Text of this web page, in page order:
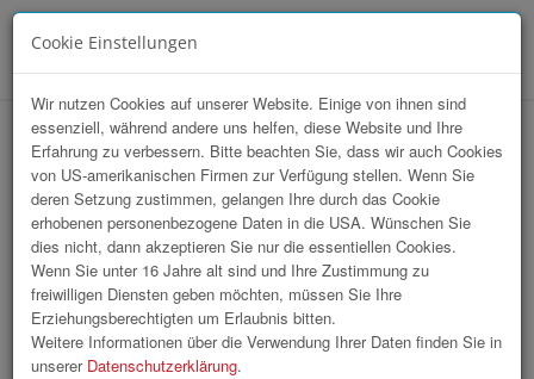
Business Upper Austria | Business &
Technology Forum Tag 1 und 2
Cookie Einstellungen
Wir nutzen Cookies auf unserer Website. Einige von ihnen sind
essenziell, während andere uns helfen, diese Website und Ihre
Erfahrung zu verbessern. Bitte beachten Sie, dass wir auch Cookies
von US-amerikanischen Firmen zur Verfügung stellen. Wenn Sie
deren Setzung zustimmen, gelangen Ihre durch das Cookie
erhobenen personenbezogene Daten in die USA. Wünschen Sie
dies nicht, dann akzeptieren Sie nur die essentiellen Cookies.
Wenn Sie unter 16 Jahre alt sind und Ihre Zustimmung zu
freiwilligen Diensten geben möchten, müssen Sie Ihre
Erziehungsberechtigten um Erlaubnis bitten.
Weitere Informationen über die Verwendung Ihrer Daten finden Sie in
unserer Datenschutzerklärung.